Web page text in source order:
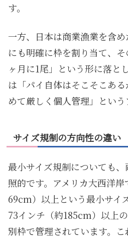
す。
一方、日本は商業漁業を含
にも明確に枠を割り当て、
ヶ月に1尾」という形に落と
は「パイ自体はそこそこあ
めて厳しく個人管理」という
サイズ規制の方向性の違い
最小サイズ規制についても
照的です。アメリカ大西洋
69cm）以上という最小サイ
73インチ（約185cm）以上
別枠で管理されています。